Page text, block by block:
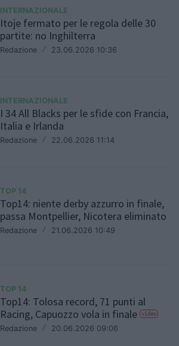
INTERNAZIONALE
Itoje fermato per le regola delle 30
partite: no Inghilterra
Redazione / 23.06.2026 10:36
INTERNAZIONALE
I 34 All Blacks per le sfide con Francia,
Italia e Irlanda
Redazione / 22.06.2026 11:14
TOP 14
Top14: niente derby azzurro in finale,
passa Montpellier, Nicotera eliminato
Redazione / 21.06.2026 10:49
TOP 14
Top14: Tolosa record, 71 punti al
Racing, Capuozzo vola in finale video
Redazione / 20.06.2026 09:06